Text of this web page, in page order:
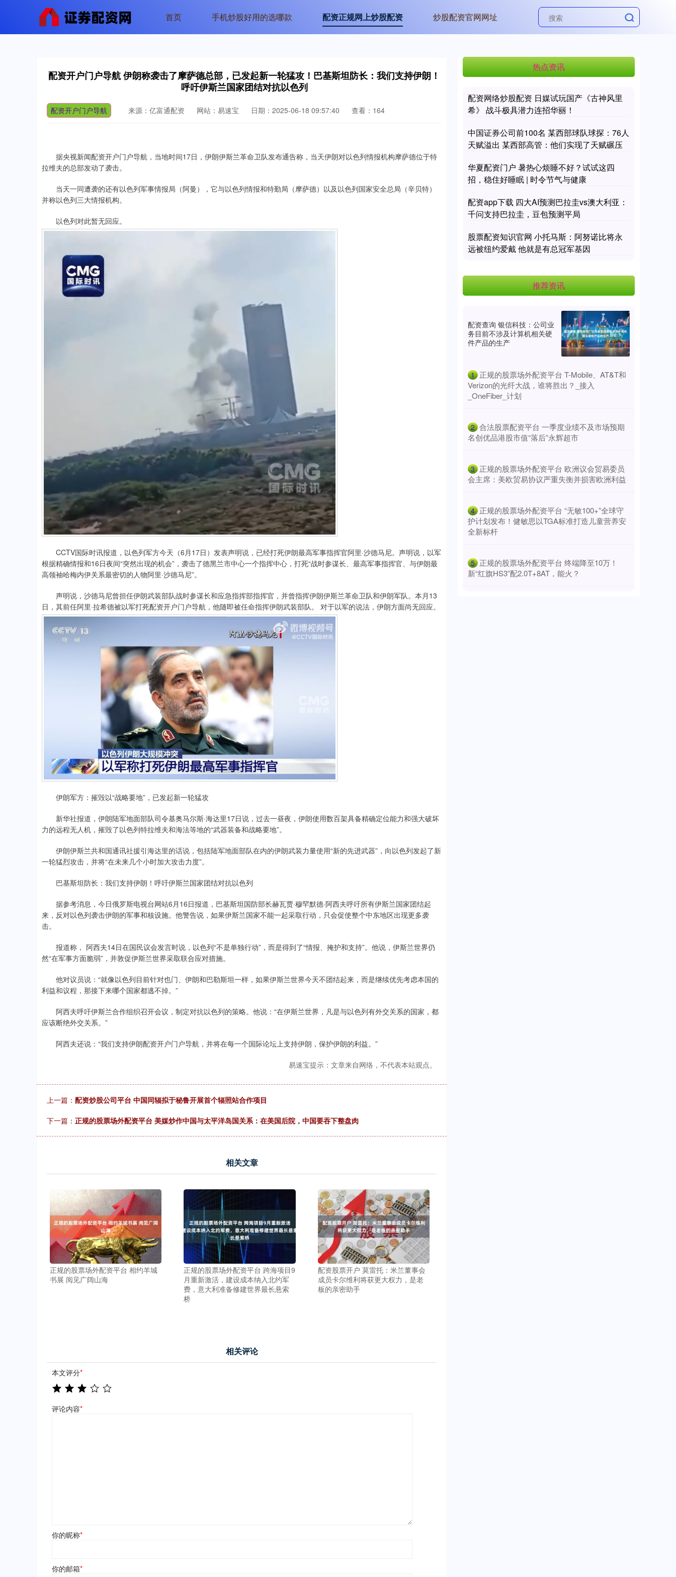
首页 手机炒股好用的选哪款 配资正规网上炒股配资 炒股配资官网网址
配资开户门户导航 伊朗称袭击了摩萨德总部，已发起新一轮猛攻！巴基斯坦防长：我们支持伊朗！
呼吁伊斯兰国家团结对抗以色列
配资开户门户导航 来源：亿富通配资 网站：易速宝 日期：2025-06-18 09:57:40 查看：164
据央视新闻配资开户门户导航，当地时间17日，伊朗伊斯兰革命卫队发布通告称，当天伊朗对以色列情报机构摩萨德位于特
拉维夫的总部发动了袭击。
当天一同遭袭的还有以色列军事情报局（阿曼），它与以色列情报和特勤局（摩萨德）以及以色列国家安全总局（辛贝特）
并称以色列三大情报机构。
以色列对此暂无回应。
CCTV国际时讯报道，以色列军方今天（6月17日）发表声明说，已经打死伊朗最高军事指挥官阿里·沙德马尼。声明说，以军
根据精确情报和16日夜间“突然出现的机会”，袭击了德黑兰市中心一个指挥中心，打死“战时参谋长、最高军事指挥官、与伊朗最
高领袖哈梅内伊关系最密切的人物阿里·沙德马尼”。
声明说，沙德马尼曾担任伊朗武装部队战时参谋长和应急指挥部指挥官，并曾指挥伊朗伊斯兰革命卫队和伊朗军队。本月13
日，其前任阿里·拉希德被以军打死配资开户门户导航，他随即被任命指挥伊朗武装部队。 对于以军的说法，伊朗方面尚无回应。
伊朗军方：摧毁以“战略要地”，已发起新一轮猛攻
新华社报道，伊朗陆军地面部队司令基奥马尔斯·海达里17日说，过去一昼夜，伊朗使用数百架具备精确定位能力和强大破坏
力的远程无人机，摧毁了以色列特拉维夫和海法等地的“武器装备和战略要地”。
伊朗伊斯兰共和国通讯社援引海达里的话说，包括陆军地面部队在内的伊朗武装力量使用“新的先进武器”，向以色列发起了新
一轮猛烈攻击，并将“在未来几个小时加大攻击力度”。
巴基斯坦防长：我们支持伊朗！呼吁伊斯兰国家团结对抗以色列
据参考消息，今日俄罗斯电视台网站6月16日报道，巴基斯坦国防部长赫瓦贾·穆罕默德·阿西夫呼吁所有伊斯兰国家团结起
来，反对以色列袭击伊朗的军事和核设施。他警告说，如果伊斯兰国家不能一起采取行动，只会促使整个中东地区出现更多袭
击。
报道称， 阿西夫14日在国民议会发言时说，以色列“不是单独行动”，而是得到了“情报、掩护和支持”。他说，伊斯兰世界仍
然“在军事方面脆弱”，并敦促伊斯兰世界采取联合应对措施。
他对议员说：“就像以色列目前针对也门、伊朗和巴勒斯坦一样，如果伊斯兰世界今天不团结起来，而是继续优先考虑本国的
利益和议程，那接下来哪个国家都逃不掉。”
阿西夫呼吁伊斯兰合作组织召开会议，制定对抗以色列的策略。他说：“在伊斯兰世界，凡是与以色列有外交关系的国家，都
应该断绝外交关系。”
阿西夫还说：“我们支持伊朗配资开户门户导航，并将在每一个国际论坛上支持伊朗，保护伊朗的利益。”
易速宝提示：文章来自网络，不代表本站观点。
上一篇： 配资炒股公司平台 中国同辐拟于秘鲁开展首个辐照站合作项目
下一篇： 正规的股票场外配资平台 美媒炒作中国与太平洋岛国关系：在美国后院，中国要吞下整盘肉
相关文章
正规的股票场外配资平台 相约羊城
书展 阅见广阔山海
正规的股票场外配资平台 跨海项目9
月重新激活，建设成本纳入北约军
费，意大利准备修建世界最长悬索
桥
配资股票开户 莫雷托：米兰董事会
成员卡尔维利将获更大权力，是老
板的亲密助手
相关评论
本文评分*
评论内容*
你的昵称*
你的邮箱*
热点资讯
配资网络炒股配资 日媒试玩国产《古神风里
希》 战斗极具潜力连招华丽！
中国证券公司前100名 某西部球队球探：76人
天赋溢出 某西部高管：他们实现了天赋碾压
华夏配资门户 暑热心烦睡不好？试试这四
招，稳住好睡眠 | 时令节气与健康
配资app下载 四大AI预测巴拉圭vs澳大利亚：
千问支持巴拉圭，豆包预测平局
股票配资知识官网 小托马斯：阿努诺比将永
远被纽约爱戴 他就是有总冠军基因
推荐资讯
配资查询 银信科技：公司业
务目前不涉及计算机相关硬
件产品的生产
1 ​正规的股票场外配资平台 T-Mobile、AT&T和
Verizon的光纤大战，谁将胜出？_接入
_OneFiber_计划
2 ​合法股票配资平台 一季度业绩不及市场预期
名创优品港股市值“落后”永辉超市
3 ​正规的股票场外配资平台 欧洲议会贸易委员
会主席：美欧贸易协议严重失衡并损害欧洲利益
4 ​正规的股票场外配资平台 “无敏100+”全球守
护计划发布！健敏思以TGA标准打造儿童营养安
全新标杆
5 ​正规的股票场外配资平台 终端降至10万！
新“红旗HS3”配2.0T+8AT，能火？